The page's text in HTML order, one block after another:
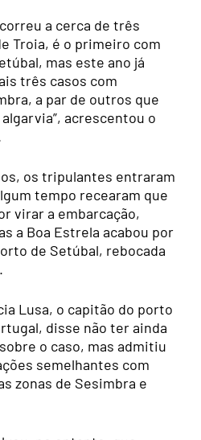
a cerca de três
Troia, é o primeiro com
mas este ano já
três casos com
a par de outros que
acrescentou o
os tripulantes entraram
tempo recearam que
virar a embarcação,
a Boa Estrela acabou por
de Setúbal, rebocada
Lusa, o capitão do porto
disse não ter ainda
o caso, mas admitiu
semelhantes com
zonas de Sesimbra e